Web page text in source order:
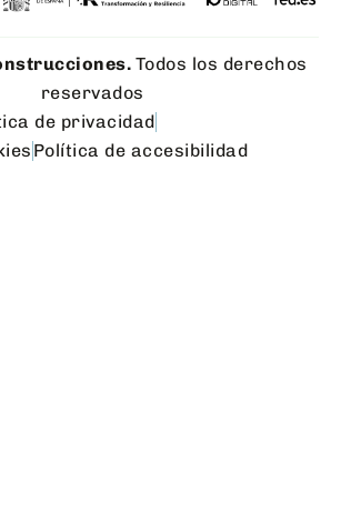
Todos los derechos
reservados
de privacidad
Política de accesibilidad